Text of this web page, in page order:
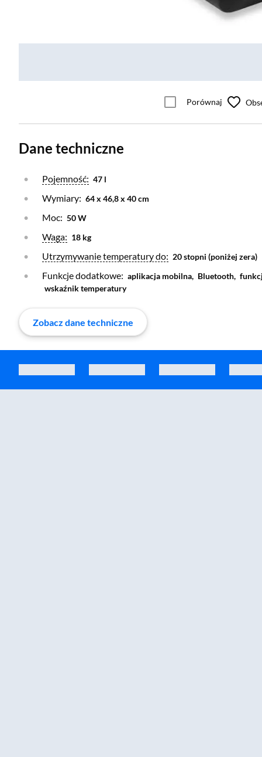
Porównaj
Dane techniczne
Otwórz warstwę
Pojemność: 47 l
Wymiary: 64 x 46,8 x 40 cm
Moc: 50 W
Otwórz warstwę
Waga: 18 kg
Otwórz warstwę
Utrzymywanie temperatury do: 20 stopni (poniżej zera)
Funkcje dodatkowe: aplikacja mobilna, Bluetooth,
wskaźnik temperatury
Zobacz dane techniczne